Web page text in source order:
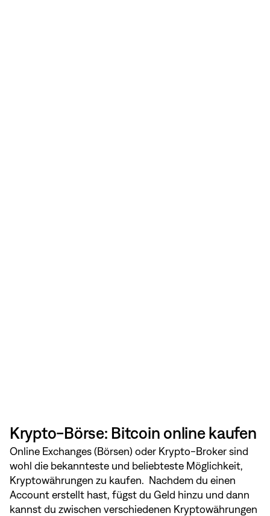
Krypto-Börse: Bitcoin online kaufen
Online Exchanges (Börsen) oder Krypto-Broker sind
wohl die bekannteste und beliebteste Möglichkeit,
Kryptowährungen zu kaufen. Nachdem du einen
Account erstellt hast, fügst du Geld hinzu und dann
kannst du zwischen verschiedenen Kryptowährungen